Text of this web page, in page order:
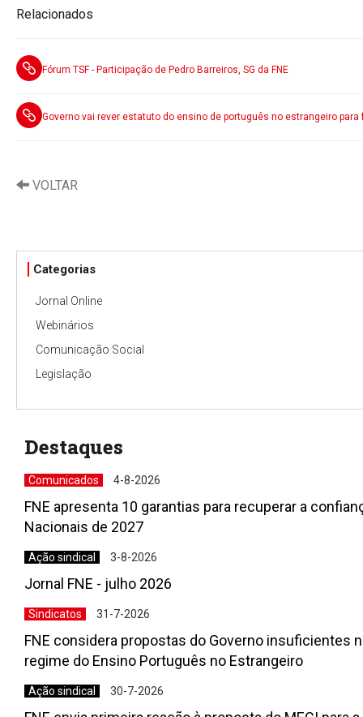
Relacionados
Fórum TSF - Participação de Pedro Barreiros, SG da FNE
Governo vai rever estatuto do ensino de português no estrangeiro
VOLTAR
Categorias
Jornal Online
Webinários
Comunicação Social
Legislação
Destaques
Comunicados 4-8-2026
FNE apresenta 10 garantias para recuperar a
Nacionais de 2027
Ação sindical 3-8-2026
Jornal FNE - julho 2026
Sindicatos 31-7-2026
FNE considera propostas do Governo insuficientes
regime do Ensino Português no Estrangeiro
Ação sindical 30-7-2026